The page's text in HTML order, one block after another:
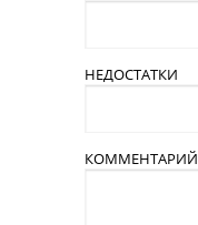
НЕДОСТАТКИ
КОММЕНТАРИЙ